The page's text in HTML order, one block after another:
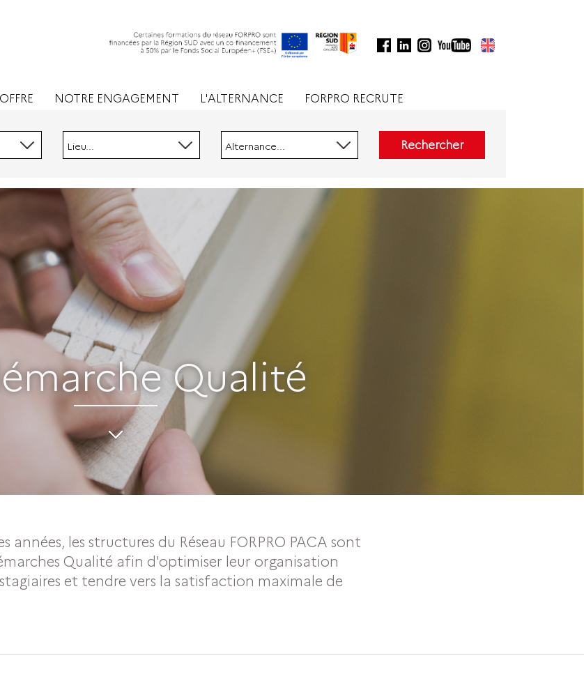
NOTRE ENGAGEMENT L'ALTERNANCE FORPRO RECRUTE
Lieu... Alternance... Rechercher
Qualité
années, les structures du Réseau FORPRO PACA sont
Qualité afin d'optimiser leur organisation
et tendre vers la satisfaction maximale de